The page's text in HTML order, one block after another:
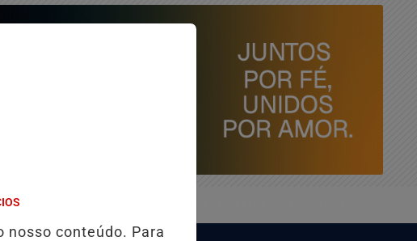
conteúdo. Para